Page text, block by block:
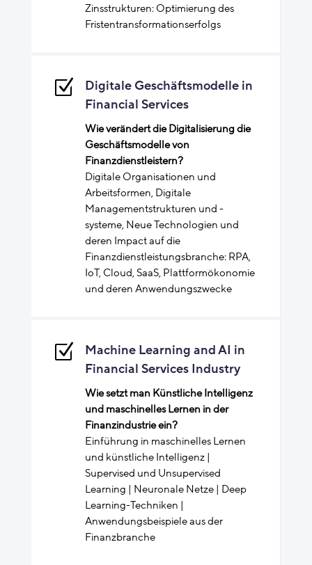
Zinsstrukturen: Optimierung des
Fristentransformationserfolgs
Z
Digitale Geschäftsmodelle in
Financial Services
Wie verändert die Digitalisierung die
Geschäftsmodelle von
Finanzdienstleistern?
Digitale Organisationen und
Arbeitsformen, Digitale
Managementstrukturen und -
systeme, Neue Technologien und
deren Impact auf die
Finanzdienstleistungsbranche: RPA,
IoT, Cloud, SaaS, Plattformökonomie
und deren Anwendungszwecke
Z
Machine Learning and AI in
Financial Services Industry
Wie setzt man Künstliche Intelligenz
und maschinelles Lernen in der
Finanzindustrie ein?
Einführung in maschinelles Lernen
und künstliche Intelligenz |
Supervised und Unsupervised
Learning | Neuronale Netze | Deep
Learning-Techniken |
Anwendungsbeispiele aus der
Finanzbranche